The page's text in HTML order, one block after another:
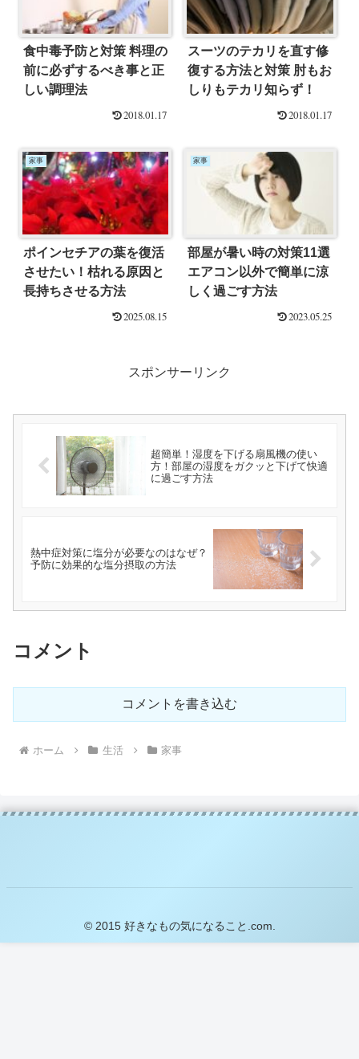
食中毒予防と対策 料理の
前に必ずするべき事と正
しい調理法
2018.01.17
スーツのテカリを直す修
復する方法と対策 肘もお
しりもテカリ知らず！
2018.01.17
家事
ポインセチアの葉を復活
させたい！枯れる原因と
長持ちさせる方法
2025.08.15
家事
部屋が暑い時の対策11選
エアコン以外で簡単に涼
しく過ごす方法
2023.05.25
スポンサーリンク
超簡単！湿度を下げる扇風機の使い
方！部屋の湿度をガクッと下げて快適
に過ごす方法
熱中症対策に塩分が必要なのはなぜ？
予防に効果的な塩分摂取の方法
コメント
コメントを書き込む
ホーム 生活 家事
© 2015 好きなもの気になること.com.